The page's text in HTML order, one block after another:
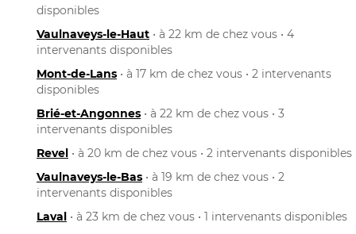
disponibles
Vaulnaveys-le-Haut • à 22 km de chez vous • 4
intervenants disponibles
Mont-de-Lans • à 17 km de chez vous • 2 intervenants
disponibles
Brié-et-Angonnes • à 22 km de chez vous • 3
intervenants disponibles
Revel • à 20 km de chez vous • 2 intervenants disponibles
Vaulnaveys-le-Bas • à 19 km de chez vous • 2
intervenants disponibles
Laval • à 23 km de chez vous • 1 intervenants disponibles